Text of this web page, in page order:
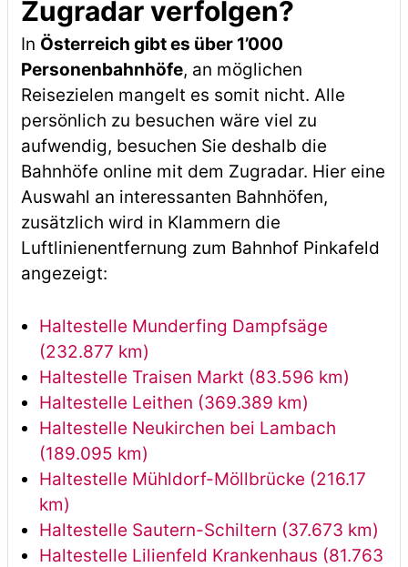
Zugradar verfolgen?
In Österreich gibt es über 1’000
Personenbahnhöfe, an möglichen
Reisezielen mangelt es somit nicht. Alle
persönlich zu besuchen wäre viel zu
aufwendig, besuchen Sie deshalb die
Bahnhöfe online mit dem Zugradar. Hier eine
Auswahl an interessanten Bahnhöfen,
zusätzlich wird in Klammern die
Luftlinienentfernung zum Bahnhof Pinkafeld
angezeigt:
Haltestelle Munderfing Dampfsäge
(232.877 km)
Haltestelle Traisen Markt (83.596 km)
Haltestelle Leithen (369.389 km)
Haltestelle Neukirchen bei Lambach
(189.095 km)
Haltestelle Mühldorf-Möllbrücke (216.17
km)
Haltestelle Sautern-Schiltern (37.673 km)
Haltestelle Lilienfeld Krankenhaus (81.763